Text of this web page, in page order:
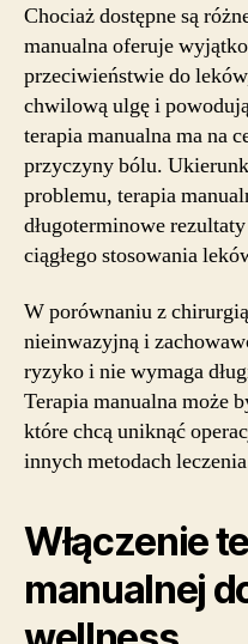
Chociaż dostępne są
manualna oferuje
przeciwieństwie do
chwilową ulgę i
terapia manualna ma na
przyczyny bólu.
problemu, terapia
długoterminowe
ciągłego stosowania
W porównaniu z
nieinwazyjną i
ryzyko i nie wymaga
Terapia manualna może
które chcą uniknąć
innych metodach
Włączenie
manualnej